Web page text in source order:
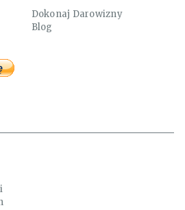
Dokonaj Darowizny
Blog